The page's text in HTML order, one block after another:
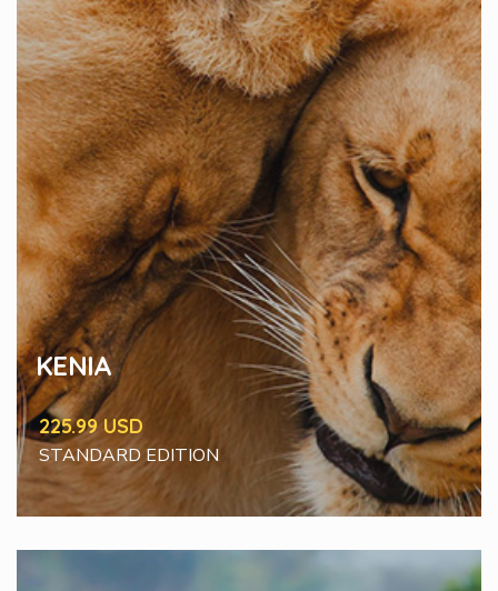
KENIA
225.99 USD
STANDARD EDITION